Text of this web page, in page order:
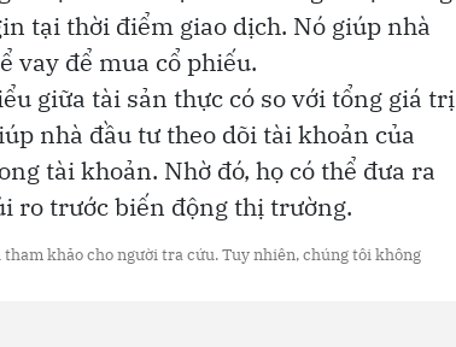
tại thời điểm giao dịch. Nó giúp nhà
vay để mua cổ phiếu.
giữa tài sản thực có so với tổng giá trị
nhà đầu tư theo dõi tài khoản của
tài khoản. Nhờ đó, họ có thể đưa ra
ro trước biến động thị trường.
khảo cho người tra cứu. Tuy nhiên, chúng tôi không